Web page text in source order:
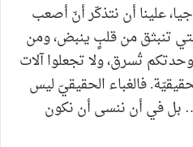
علينا أن نتذكّر أنّ أصعب
تنبثق من قلبٍ ينبض، ومن
تُسرق، ولا تجعلوا آلات
فالغباء الحقيقيّ ليس
بل في أن ننسى أن نكون